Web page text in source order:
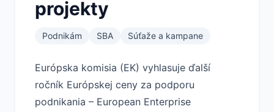
projekty
Podnikám SBA Súťaže a kampane
Európska komisia (EK) vyhlasuje ďalší
ročník Európskej ceny za podporu
podnikania – European Enterprise